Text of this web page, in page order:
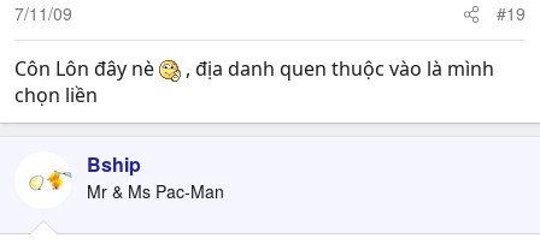
7/11/09 #19
Côn Lôn đây nè
, địa danh quen thuộc vào là mình
chọn liền
Bship
Mr & Ms Pac-Man